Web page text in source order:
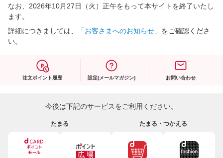
なお、2026年10月27日（火）正午をもって本サイトを終了いたし
ます。
詳細につきましては、
「お客さまへのお知らせ」 をご確認くださ
い。
注文ポイント履歴 設定(メールマガジン) お問い合わせ
今後は下記のサービスをご利用ください。
たまる たまる・つかえる